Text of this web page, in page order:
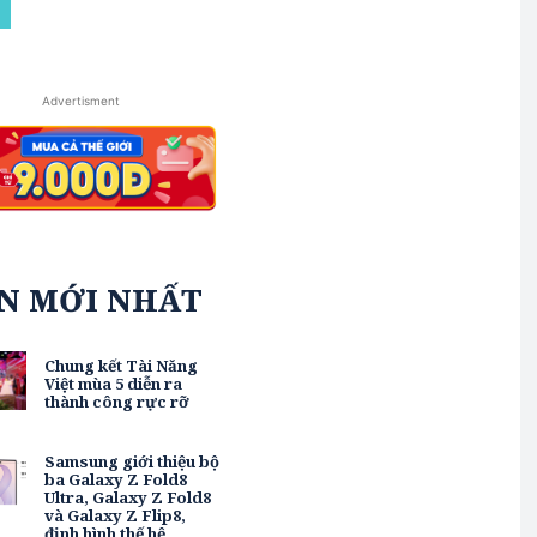
Advertisment
MỚI NHẤT
Chung kết Tài Năng
Việt mùa 5 diễn ra
thành công rực rỡ
Samsung giới thiệu bộ
ba Galaxy Z Fold8
Ultra, Galaxy Z Fold8
và Galaxy Z Flip8,